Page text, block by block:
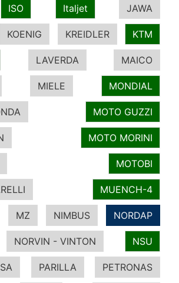
ISO Italjet JAWA
KOENIG KREIDLER KTM
LAVERDA MAICO
MIELE MONDIAL
MOTO GUZZI
MOTO MORINI
MOTOBI
MUENCH-4
MZ NIMBUS NORDAP
NORVIN - VINTON NSU
PARILLA PETRONAS